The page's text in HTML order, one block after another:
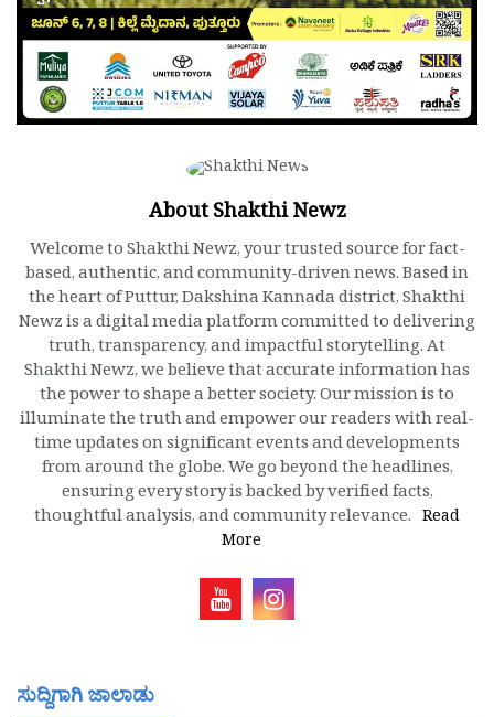
About Shakthi Newz
Welcome to Shakthi Newz, your trusted source for fact-
based, authentic, and community-driven news. Based in
the heart of Puttur, Dakshina Kannada district, Shakthi
Newz is a digital media platform committed to delivering
truth, transparency, and impactful storytelling. At
Shakthi Newz, we believe that accurate information has
the power to shape a better society. Our mission is to
illuminate the truth and empower our readers with real-
time updates on significant events and developments
from around the globe. We go beyond the headlines,
ensuring every story is backed by verified facts,
thoughtful analysis, and community relevance. Read
More
ಸುದ್ದಿಗಾಗಿ ಜಾಲಾಡು